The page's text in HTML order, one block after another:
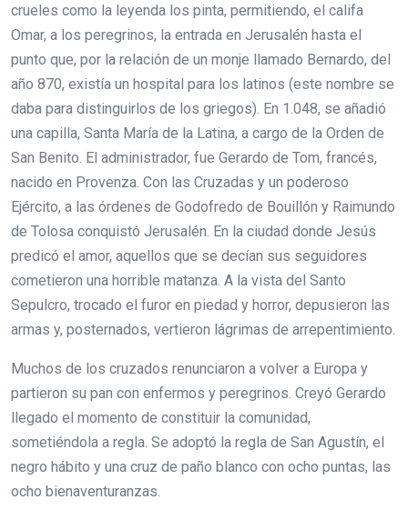
crueles como la leyenda los pinta, permitiendo, el califa
Omar, a los peregrinos, la entrada en Jerusalén hasta el
punto que, por la relación de un monje llamado Bernardo, del
año 870, existía un hospital para los latinos (este nombre se
daba para distinguirlos de los griegos). En 1.048, se añadió
una capilla, Santa María de la Latina, a cargo de la Orden de
San Benito. El administrador, fue Gerardo de Tom, francés,
nacido en Provenza. Con las Cruzadas y un poderoso
Ejército, a las órdenes de Godofredo de Bouillón y Raimundo
de Tolosa conquistó Jerusalén. En la ciudad donde Jesús
predicó el amor, aquellos que se decían sus seguidores
cometieron una horrible matanza. A la vista del Santo
Sepulcro, trocado el furor en piedad y horror, depusieron las
armas y, posternados, vertieron lágrimas de arrepentimiento.
Muchos de los cruzados renunciaron a volver a Europa y
partieron su pan con enfermos y peregrinos. Creyó Gerardo
llegado el momento de constituir la comunidad,
sometiéndola a regla. Se adoptó la regla de San Agustín, el
negro hábito y una cruz de paño blanco con ocho puntas, las
ocho bienaventuranzas.